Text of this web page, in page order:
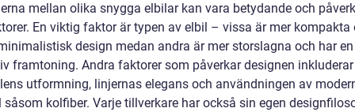
mellan olika snygga elbilar kan vara betydande och
En viktig faktor är typen av elbil – vissa är mer kompakta
design medan andra är mer storslagna och har
framtoning. Andra faktorer som påverkar designen inkluderar
utformning, linjernas elegans och användningen av
såsom kolfiber. Varje tillverkare har också sin egen